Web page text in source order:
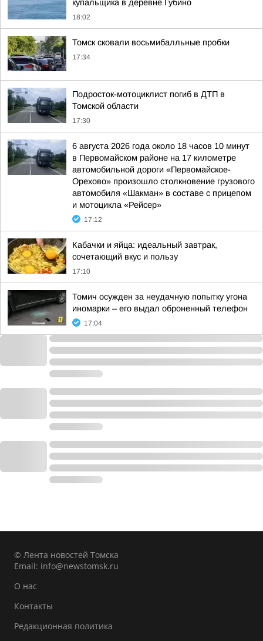
купальщика в деревне Губино
18:02
Томск сковали восьмибалльные пробки
17:34
Подросток-мотоциклист погиб в ДТП в
Томской области
17:30
6 августа 2026 года около 18 часов 10 минут
в Первомайском районе на 17 километре
автомобильной дороги «Первомайское-
Орехово» произошло столкновение грузового
автомобиля «Шакман» в составе с прицепом
и мотоцикла «Рейсер»
17:12
Кабачки и яйца: идеальный завтрак,
сочетающий вкус и пользу
17:10
Томич осужден за неудачную попытку угона
иномарки – его выдал оброненный телефон
17:04
© Лента новостей Томска
Email: info@newstomsk.ru
О нас
Контакты
Редакционная политика